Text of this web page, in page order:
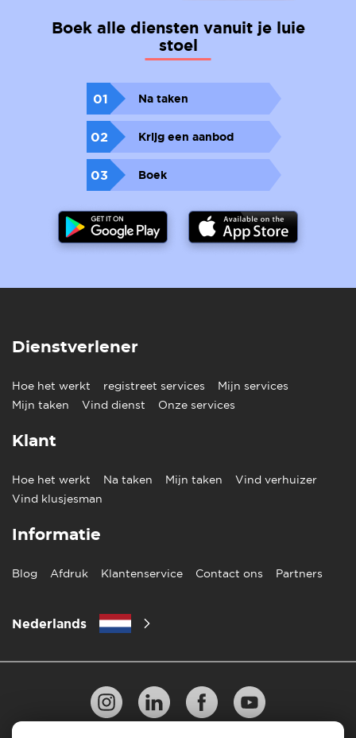
Boek alle diensten vanuit je luie
stoel
01 Na taken
02 Krijg een aanbod
03 Boek
Dienstverlener
Hoe het werkt registreet services
Mijn services
Mijn taken
Vind dienst Onze services
Klant
Hoe het werkt Na taken Mijn taken
Vind verhuizer
Vind klusjesman
Informatie
Blog Afdruk Klantenservice Contact ons Partners
Nederlands